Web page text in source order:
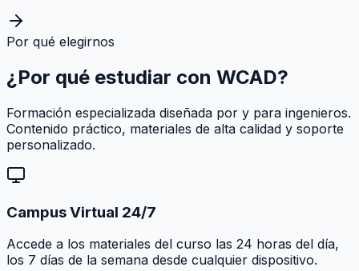
Por qué elegirnos
¿Por qué estudiar con WCAD?
Formación especializada diseñada por y para ingenieros.
Contenido práctico, materiales de alta calidad y soporte
personalizado.
Campus Virtual 24/7
Accede a los materiales del curso las 24 horas del día,
los 7 días de la semana desde cualquier dispositivo.